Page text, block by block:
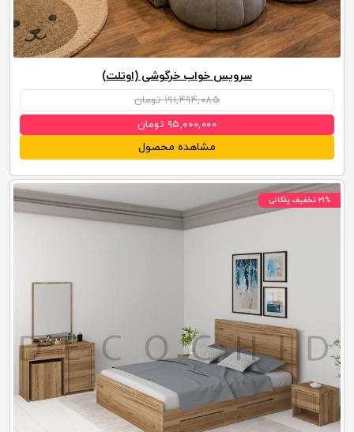
سرویس خواب خرگوشی (اوتلت)
۱۹۱,۴۹۴,۰۸۵ تومان
۹۵,۰۰۰,۰۰۰ تومان
مشاهده محصول
۲۱% تخفیف پلکانی